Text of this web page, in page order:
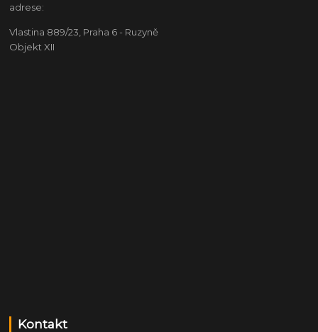
adrese:
Vlastina 889/23, Praha 6 - Ruzyně
Objekt XII
Kontakt